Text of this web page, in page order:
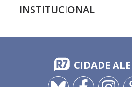
INSTITUCIONAL
CIDADE